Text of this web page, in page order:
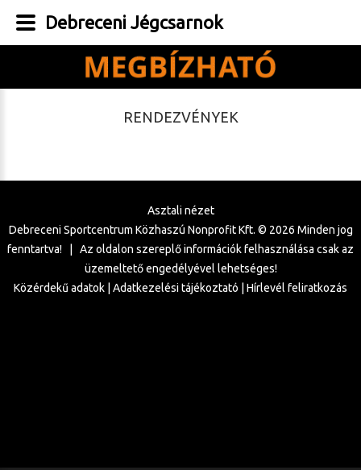
RENDEZVÉNYEK
Asztali nézet
Debreceni Sportcentrum Közhaszú Nonprofit Kft. © 2026 Minden jog
fenntartva! | Az oldalon szereplő információk felhasználása csak az
üzemeltető engedélyével lehetséges!
Közérdekű adatok
Adatkezelési tájékoztató Hírlevél feliratkozás
Debreceni Jégcsarnok